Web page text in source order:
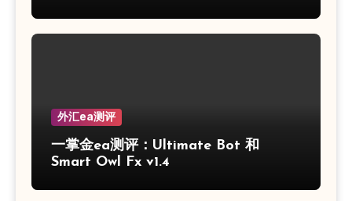
外汇ea测评
一掌金ea测评：Ultimate Bot 和
Smart Owl Fx v1.4